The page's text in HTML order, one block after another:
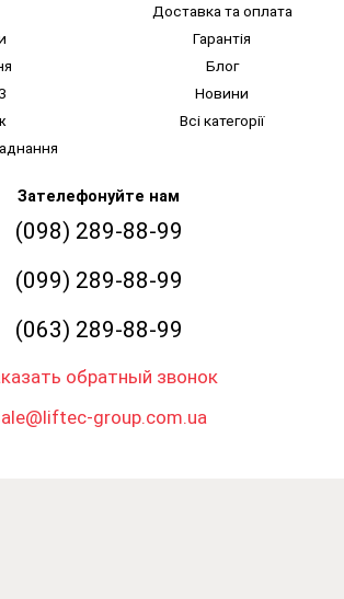
Доставка та оплата
Гарантія
Блог
Новини
Всі категорії
Зателефонуйте нам
(098) 289-88-99
(099) 289-88-99
(063) 289-88-99
обратный звонок
group.com.ua